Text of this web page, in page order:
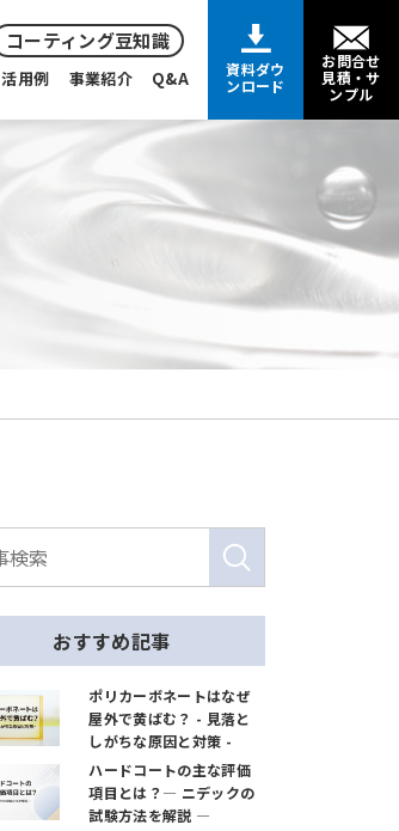
コーティング豆知識
活用例 事業紹介 Q&A
資料ダウ
ンロード
お問合せ
見積・サ
ンプル
おすすめ記事
ポリカーボネートはなぜ
屋外で黄ばむ？ - 見落と
しがちな原因と対策 -
ハードコートの主な評価
項目とは？― ニデックの
試験方法を解説 ―